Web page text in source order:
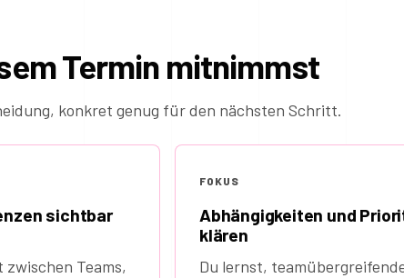
Termin mitnimmst
konkret genug für den nächsten Schritt.
sichtbar
Teams,
FOKUS
Abhängigkeiten und
klären
Du lernst,